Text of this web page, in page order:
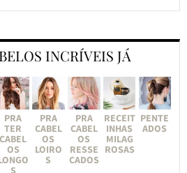
INCRÍVEIS JÁ
PRA
TER
CABEL
OS
S
PRA
CABEL
OS
LOIRO
S
PRA
CABEL
OS
RESSE
CADOS
RECEIT
INHAS
MILAG
ROSAS
PENTE
ADOS